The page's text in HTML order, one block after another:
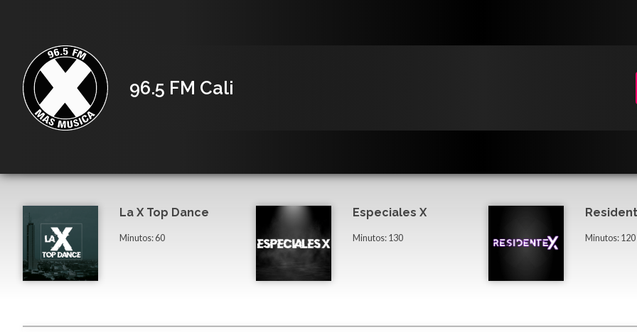
96.5 FM Cali
La X Top Dance
Minutos: 60
Especiales X
Minutos: 130 Minutos: 120